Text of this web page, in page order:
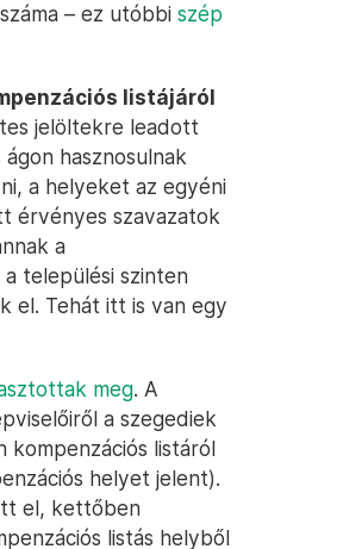
– ez utóbbi szép
listájáról
jelöltekre leadott
hasznosulnak
a helyeket az egyéni
érvényes szavazatok
a
települési szinten
el. Tehát itt is van egy
meg. A
a szegediek
listáról
helyet jelent).
el, kettőben
listás helyből